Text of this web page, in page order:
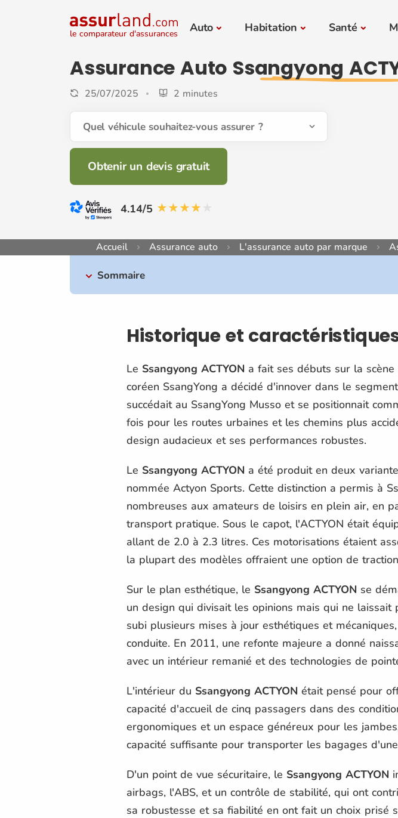
le comparateur d'assurances Auto Habitation Santé
Assurance Auto Ssangyong
25/07/2025 2 minutes
Quel véhicule souhaitez-vous assurer ?
Obtenir un devis gratuit
4.14/5
Accueil Assurance auto L'assurance auto par marque
Sommaire
Historique et
Le Ssangyong ACTYON a fait ses débuts sur la
coréen SsangYong a décidé d'innover dans le
succédait au SsangYong Musso et se positionnait
fois pour les routes urbaines et les chemins plus
design audacieux et ses performances robustes.
Le Ssangyong ACTYON a été produit en deux
nommée Actyon Sports. Cette distinction a permis à
nombreuses aux amateurs de loisirs en plein air, en
transport pratique. Sous le capot, l'ACTYON était
allant de 2.0 à 2.3 litres. Ces motorisations étaient
la plupart des modèles offraient une option de
Sur le plan esthétique, le Ssangyong ACTYON se
un design qui divisait les opinions mais qui ne
subi plusieurs mises à jour esthétiques et
conduite. En 2011, une refonte majeure a donné
avec un intérieur remanié et des technologies de
L'intérieur du Ssangyong ACTYON était pensé pour
capacité d'accueil de cinq passagers dans des
ergonomiques et un espace généreux pour les
capacité suffisante pour transporter les bagages
D'un point de vue sécuritaire, le Ssangyong ACTYON
airbags, l'ABS, et un contrôle de stabilité, qui ont
sa robustesse et sa fiabilité en ont fait un choix prisé